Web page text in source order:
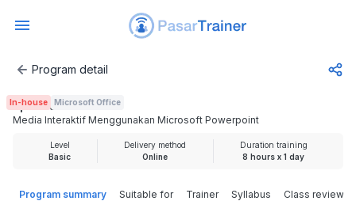
Media Interaktif Menggunakan Microsoft Powerpoint
Program detail
Program summary Suitable for Trainer Syllabus Class review
In-house Microsoft Office
Media Interaktif Menggunakan Microsoft Powerpoint
Rp 2.000.000
Level
Basic
Delivery method
Online
Duration training
8 hours x 1 day